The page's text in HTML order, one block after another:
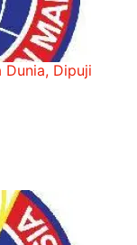
Dunia, Dipuji